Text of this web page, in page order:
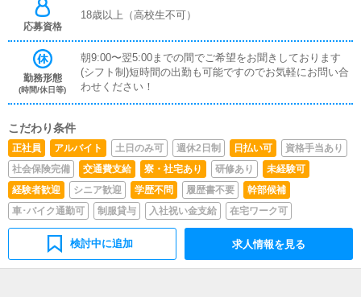
応募資格
18歳以上（高校生不可）
勤務形態
(時間/休日等)
朝9:00〜翌5:00までの間でご希望をお聞きしております
(シフト制)短時間の出勤も可能ですのでお気軽にお問い合
わせください！
こだわり条件
正社員 アルバイト 土日のみ可 週休2日制 日払い可
資格手当あり
社会保険完備
交通費支給 寮・社宅あり 研修あり
未経験可
経験者歓迎
シニア歓迎 学歴不問 履歴書不要
幹部候補
車･バイク通勤可
制服貸与 入社祝い金支給 在宅ワーク可
検討中に追加 求人情報を見る